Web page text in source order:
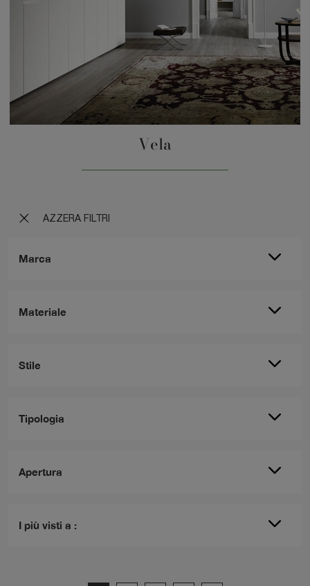
AZZERA FILTRI
Marca
Materiale
Stile
Tipologia
Apertura
I più visti a :
Vela